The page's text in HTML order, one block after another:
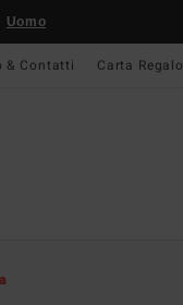
Uomo
& Contatti Carta Regalo